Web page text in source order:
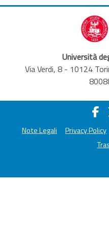
Università
Via Verdi, 8 - 10124
Note Legali Privacy Policy